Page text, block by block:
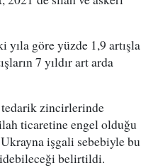
yıla göre yüzde 1,9 artışla
7 yıldır art arda
tedarik zincirlerinde
ticaretine engel olduğu
işgali sebebiyle bu
belirtildi.